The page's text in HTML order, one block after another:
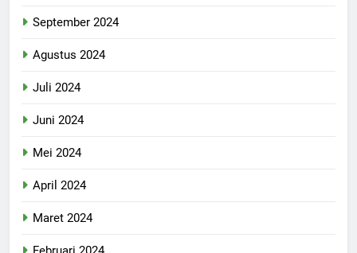
September 2024
Agustus 2024
Juli 2024
Juni 2024
Mei 2024
April 2024
Maret 2024